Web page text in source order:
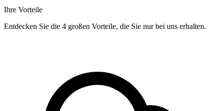
Ihre Vorteile
Entdecken Sie die 4 großen Vorteile, die Sie nur bei uns erhalten.